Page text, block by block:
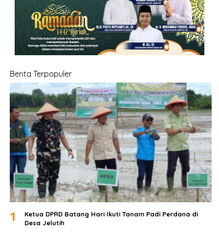
Berita Terpopuler
1
Ketua DPRD Batang Hari Ikuti Tanam Padi Perdana di
Desa Jelutih